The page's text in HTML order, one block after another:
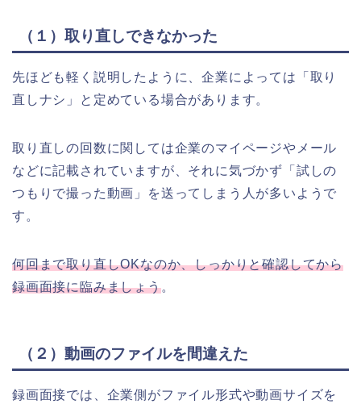
（１）取り直しできなかった
先ほども軽く説明したように、企業によっては「取り
直しナシ」と定めている場合があります。
取り直しの回数に関しては企業のマイページやメール
などに記載されていますが、それに気づかず「試しの
つもりで撮った動画」を送ってしまう人が多いようで
す。
何回まで取り直しOKなのか、しっかりと確認してから
録画面接に臨みましょう。
（２）動画のファイルを間違えた
録画面接では、企業側がファイル形式や動画サイズを